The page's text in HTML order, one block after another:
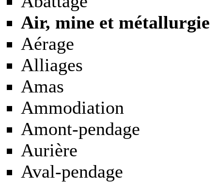
Air, mine et métallurgie
Aérage
Alliages
Amas
Ammodiation
Amont-pendage
Aurière
Aval-pendage